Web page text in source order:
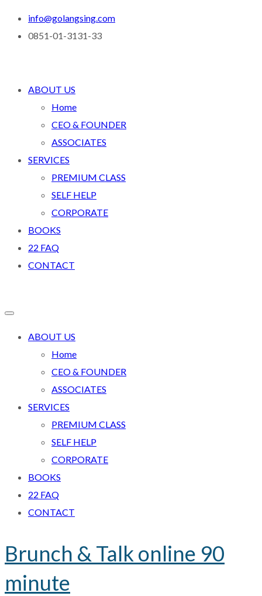
info@golangsing.com
0851-01-3131-33
ABOUT US
Home
CEO & FOUNDER
ASSOCIATES
SERVICES
PREMIUM CLASS
SELF HELP
CORPORATE
BOOKS
22 FAQ
CONTACT
ABOUT US
Home
CEO & FOUNDER
ASSOCIATES
SERVICES
PREMIUM CLASS
SELF HELP
CORPORATE
BOOKS
22 FAQ
CONTACT
Brunch & Talk online 90
minute